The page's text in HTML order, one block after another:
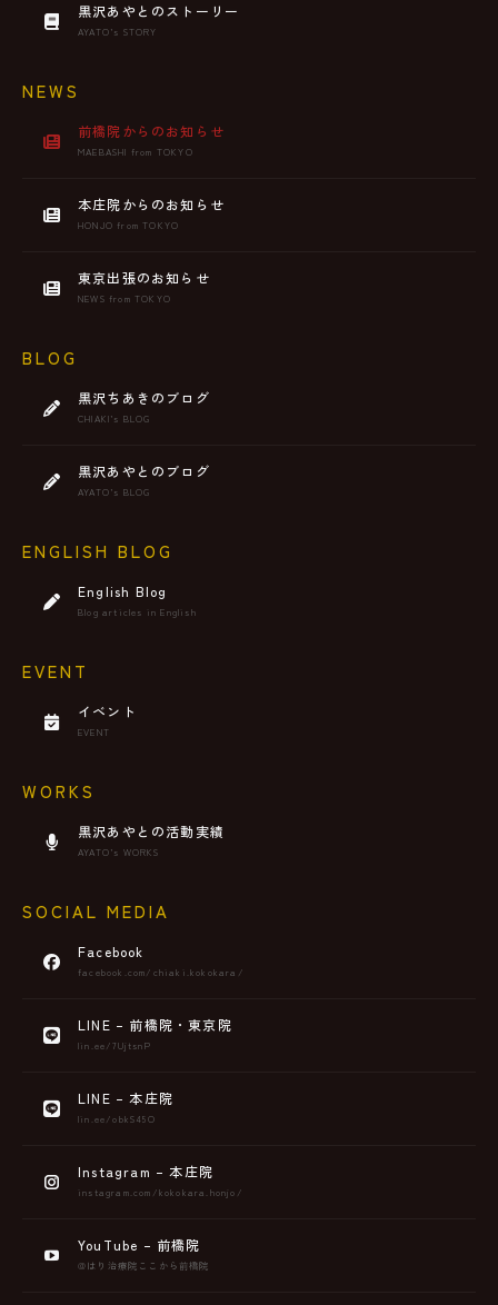
黒沢あやとのストーリー
AYATO’s STORY
NEWS
前橋院からのお知らせ
MAEBASHI from TOKYO
本庄院からのお知らせ
HONJO from TOKYO
東京出張のお知らせ
NEWS from TOKYO
BLOG
黒沢ちあきのブログ
CHIAKI’s BLOG
黒沢あやとのブログ
AYATO’s BLOG
ENGLISH BLOG
English Blog
Blog articles in English
EVENT
イベント
EVENT
WORKS
黒沢あやとの活動実績
AYATO’s WORKS
SOCIAL MEDIA
Facebook
facebook.com/chiaki.kokokara/
LINE – 前橋院・東京院
lin.ee/7UjtsnP
LINE – 本庄院
lin.ee/obkS45O
Instagram – 本庄院
instagram.com/kokokara.honjo/
YouTube – 前橋院
@はり治療院ここから前橋院